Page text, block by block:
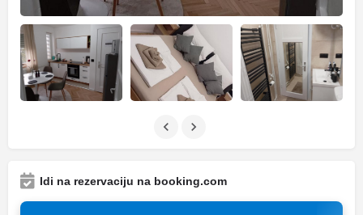
Idi na rezervaciju na booking.com